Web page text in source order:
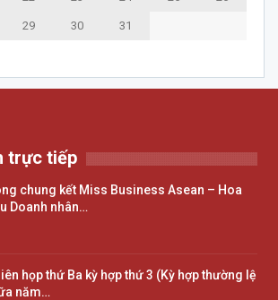
29 30
31
trực tiếp
chung kết Miss Business Asean – Hoa
Doanh nhân…
họp thứ Ba kỳ hợp thứ 3 (Kỳ hợp thường lệ
năm…